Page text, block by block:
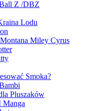
Z /DBZ
Lodu
Miley Cyrus
Smoka?
Pluszaków